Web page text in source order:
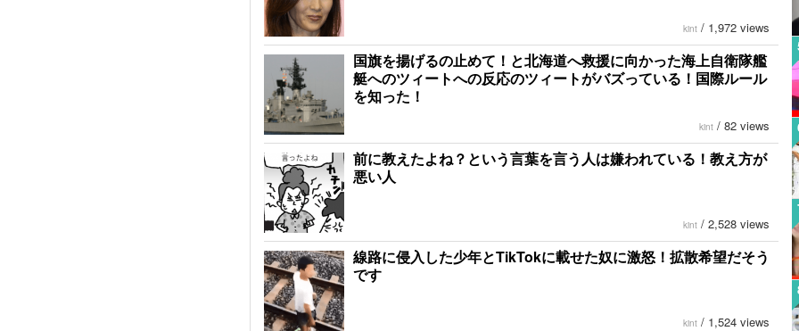
kint / 1,972 views
国旗を揚げるの止めて！と北海道へ救援に向かった海上自衛隊艦
艇へのツィートへの反応のツィートがバズっている！国際ルール
を知った！
kint / 82 views
前に教えたよね？という言葉を言う人は嫌われている！教え方が
悪い人
kint / 2,528 views
線路に侵入した少年とTikTokに載せた奴に激怒！拡散希望だそう
です
kint / 1,524 views